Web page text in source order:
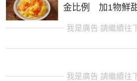
金比例 加1物鮮
我是廣告 請繼續往
我是廣告 請繼續往